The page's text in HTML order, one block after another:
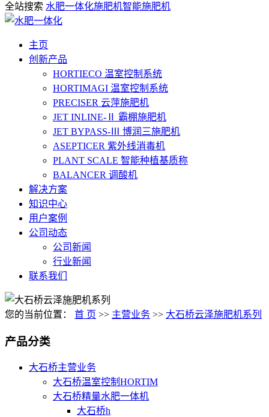
全站搜索 水肥一体化施肥机智能施肥机
主页
创新产品
HORTIECO 温室控制系统
HORTIMAGI 温室控制系统
PRECISER 云萍施肥机
JET INLINE-Ⅱ 霸棚施肥机
JET BYPASS-Ⅲ 博润三施肥机
ASEPTICER 紫外线消毒机
PLANT SCALE 智能种植基质称
BALANCER 调酸机
解决方案
知识中心
用户案例
公司动态
公司新闻
行业新闻
联系我们
您的当前位置： 首 页 >> 主营业务 >> 大石桥云泽施肥机系列
产品分类
大石桥主营业务
大石桥温室控制HORTIM
大石桥精量水肥一体机
大石桥h